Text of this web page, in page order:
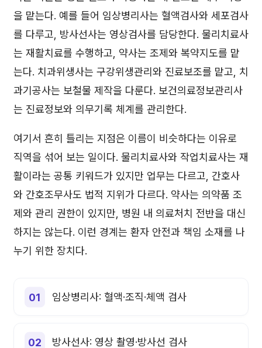
을 맡는다. 예를 들어 임상병리사는 혈액검사와 세포검사
를 다루고, 방사선사는 영상검사를 담당한다. 물리치료사
는 재활치료를 수행하고, 약사는 조제와 복약지도를 맡
는다. 치과위생사는 구강위생관리와 진료보조를 맡고, 치
과기공사는 보철물 제작을 다룬다. 보건의료정보관리사
는 진료정보와 의무기록 체계를 관리한다.
여기서 흔히 틀리는 지점은 이름이 비슷하다는 이유로
직역을 섞어 보는 일이다. 물리치료사와 작업치료사는 재
활이라는 공통 키워드가 있지만 업무는 다르고, 간호사
와 간호조무사도 법적 지위가 다르다. 약사는 의약품 조
제와 관리 권한이 있지만, 병원 내 의료처치 전반을 대신
하지는 않는다. 이런 경계는 환자 안전과 책임 소재를 나
누기 위한 장치다.
임상병리사: 혈액·조직·체액 검사
방사선사: 영상 촬영·방사선 검사